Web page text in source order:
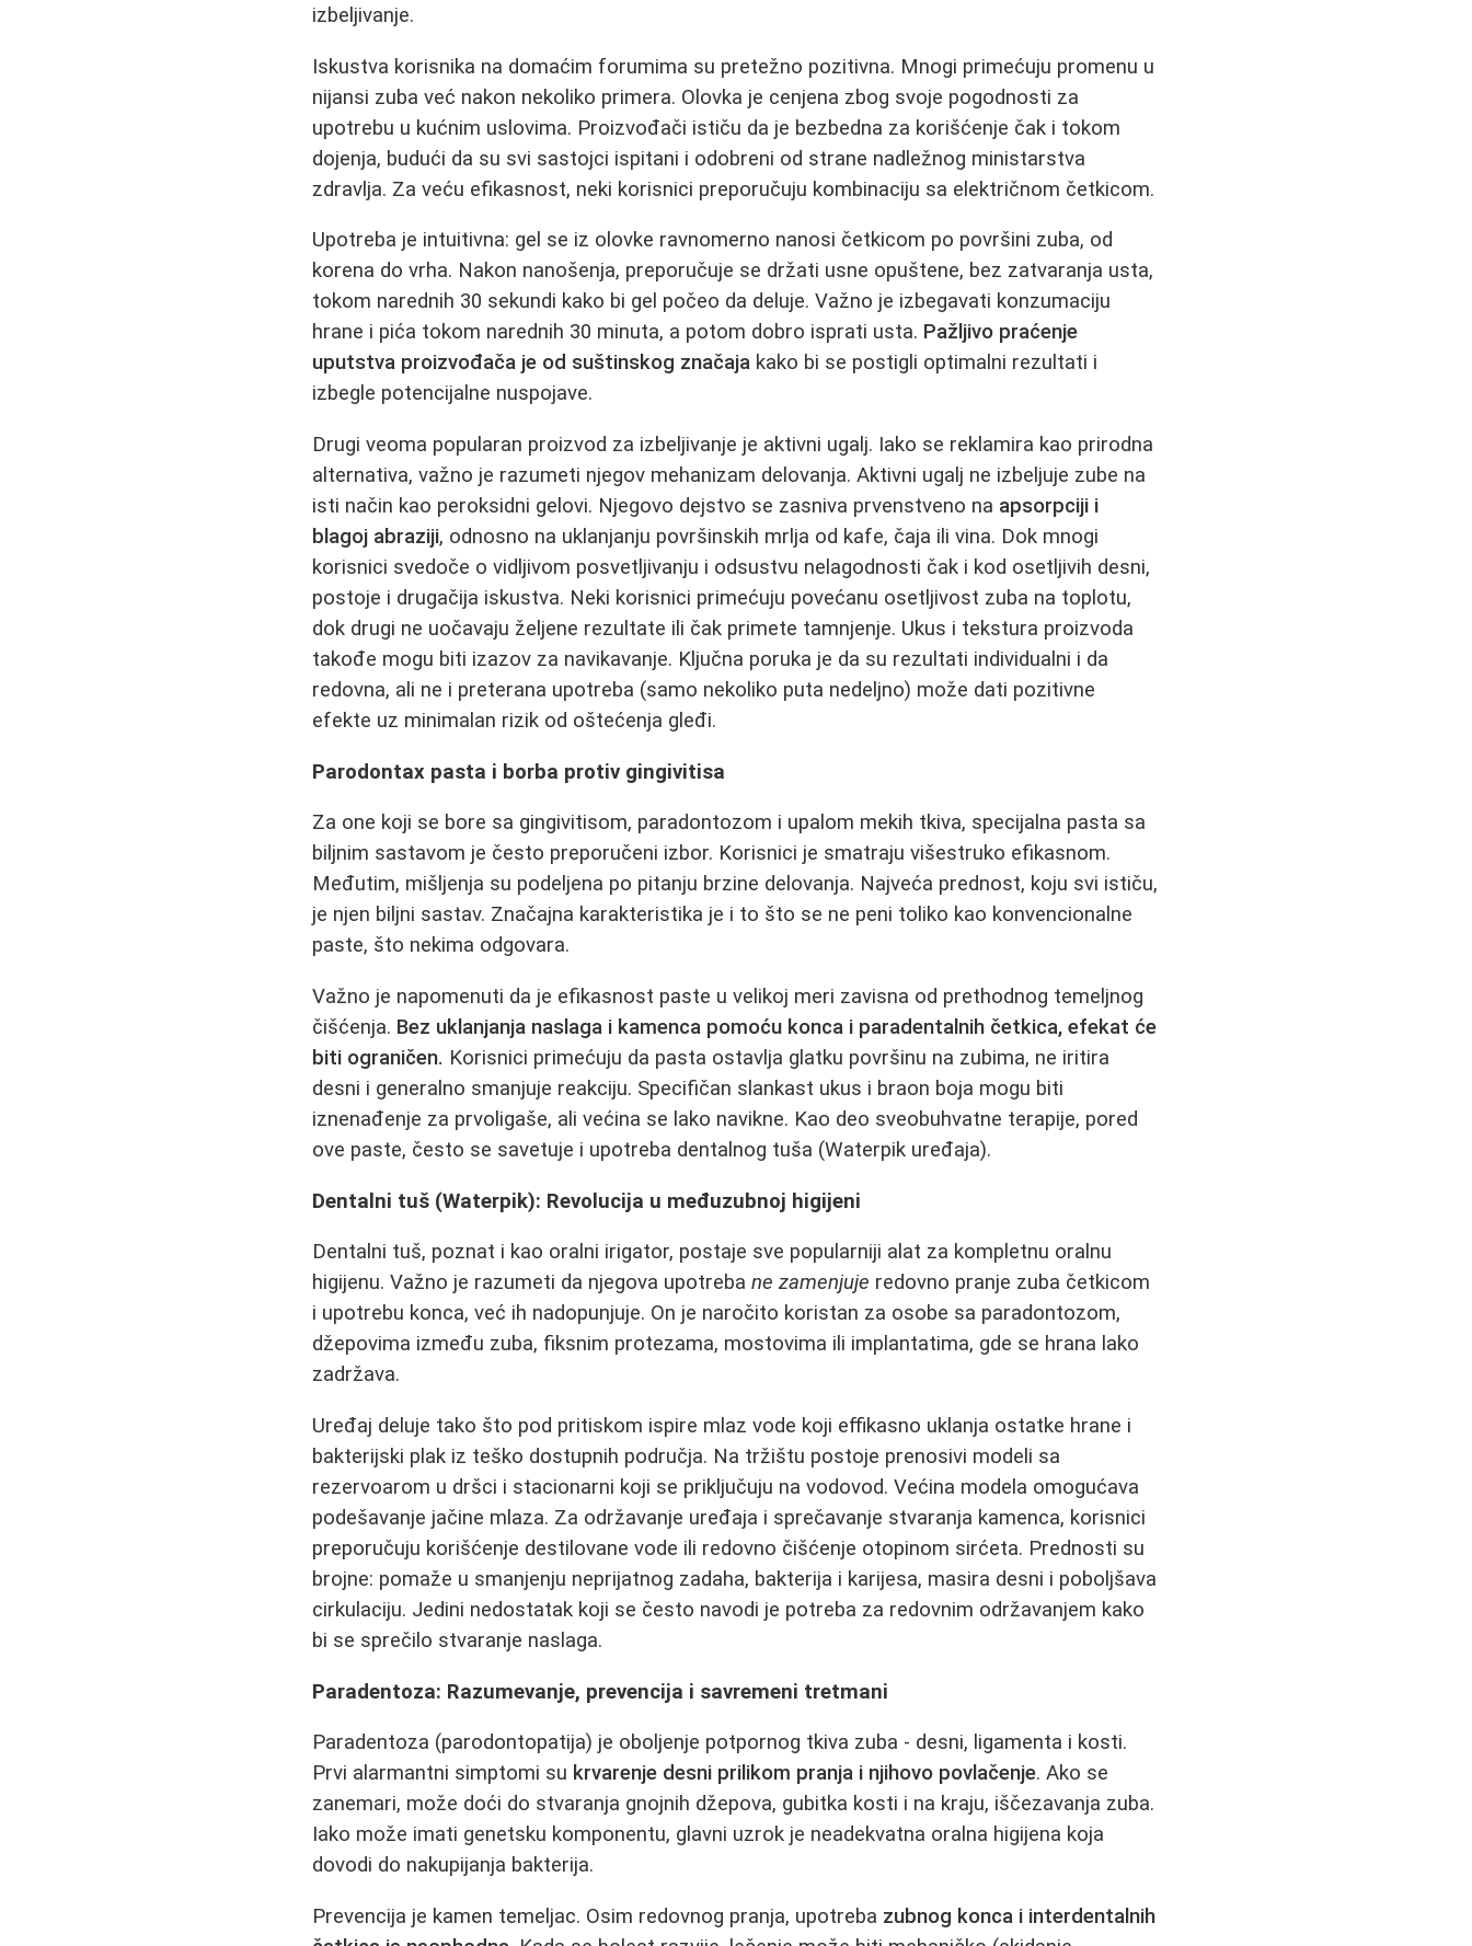
izbeljivanje.
Iskustva korisnika na domaćim forumima su pretežno pozitivna. Mnogi primećuju promenu u
nijansi zuba već nakon nekoliko primera. Olovka je cenjena zbog svoje pogodnosti za
upotrebu u kućnim uslovima. Proizvođači ističu da je bezbedna za korišćenje čak i tokom
dojenja, budući da su svi sastojci ispitani i odobreni od strane nadležnog ministarstva
zdravlja. Za veću efikasnost, neki korisnici preporučuju kombinaciju sa električnom četkicom.
Upotreba je intuitivna: gel se iz olovke ravnomerno nanosi četkicom po površini zuba, od
korena do vrha. Nakon nanošenja, preporučuje se držati usne opuštene, bez zatvaranja usta,
tokom narednih 30 sekundi kako bi gel počeo da deluje. Važno je izbegavati konzumaciju
hrane i pića tokom narednih 30 minuta, a potom dobro isprati usta. Pažljivo praćenje
uputstva proizvođača je od suštinskog značaja kako bi se postigli optimalni rezultati i
izbegle potencijalne nuspojave.
Drugi veoma popularan proizvod za izbeljivanje je aktivni ugalj. Iako se reklamira kao prirodna
alternativa, važno je razumeti njegov mehanizam delovanja. Aktivni ugalj ne izbeljuje zube na
isti način kao peroksidni gelovi. Njegovo dejstvo se zasniva prvenstveno na apsorpciji i
blagoj abraziji, odnosno na uklanjanju površinskih mrlja od kafe, čaja ili vina. Dok mnogi
korisnici svedoče o vidljivom posvetljivanju i odsustvu nelagodnosti čak i kod osetljivih desni,
postoje i drugačija iskustva. Neki korisnici primećuju povećanu osetljivost zuba na toplotu,
dok drugi ne uočavaju željene rezultate ili čak primete tamnjenje. Ukus i tekstura proizvoda
takođe mogu biti izazov za navikavanje. Ključna poruka je da su rezultati individualni i da
redovna, ali ne i preterana upotreba (samo nekoliko puta nedeljno) može dati pozitivne
efekte uz minimalan rizik od oštećenja gleđi.
Parodontax pasta i borba protiv gingivitisa
Za one koji se bore sa gingivitisom, paradontozom i upalom mekih tkiva, specijalna pasta sa
biljnim sastavom je često preporučeni izbor. Korisnici je smatraju višestruko efikasnom.
Međutim, mišljenja su podeljena po pitanju brzine delovanja. Najveća prednost, koju svi ističu,
je njen biljni sastav. Značajna karakteristika je i to što se ne peni toliko kao konvencionalne
paste, što nekima odgovara.
Važno je napomenuti da je efikasnost paste u velikoj meri zavisna od prethodnog temeljnog
čišćenja. Bez uklanjanja naslaga i kamenca pomoću konca i paradentalnih četkica, efekat će
biti ograničen. Korisnici primećuju da pasta ostavlja glatku površinu na zubima, ne iritira
desni i generalno smanjuje reakciju. Specifičan slankast ukus i braon boja mogu biti
iznenađenje za prvoligaše, ali većina se lako navikne. Kao deo sveobuhvatne terapije, pored
ove paste, često se savetuje i upotreba dentalnog tuša (Waterpik uređaja).
Dentalni tuš (Waterpik): Revolucija u međuzubnoj higijeni
Dentalni tuš, poznat i kao oralni irigator, postaje sve popularniji alat za kompletnu oralnu
higijenu. Važno je razumeti da njegova upotrebane zamenjuje redovno pranje zuba četkicom
i upotrebu konca, već ih nadopunjuje. On je naročito koristan za osobe sa paradontozom,
džepovima između zuba, fiksnim protezama, mostovima ili implantatima, gde se hrana lako
zadržava.
Uređaj deluje tako što pod pritiskom ispire mlaz vode koji effikasno uklanja ostatke hrane i
bakterijski plak iz teško dostupnih područja. Na tržištu postoje prenosivi modeli sa
rezervoarom u dršci i stacionarni koji se priključuju na vodovod. Većina modela omogućava
podešavanje jačine mlaza. Za održavanje uređaja i sprečavanje stvaranja kamenca, korisnici
preporučuju korišćenje destilovane vode ili redovno čišćenje otopinom sirćeta. Prednosti su
brojne: pomaže u smanjenju neprijatnog zadaha, bakterija i karijesa, masira desni i poboljšava
cirkulaciju. Jedini nedostatak koji se često navodi je potreba za redovnim održavanjem kako
bi se sprečilo stvaranje naslaga.
Paradentoza: Razumevanje, prevencija i savremeni tretmani
Paradentoza (parodontopatija) je oboljenje potpornog tkiva zuba - desni, ligamenta i kosti.
Prvi alarmantni simptomi su krvarenje desni prilikom pranja i njihovo povlačenje. Ako se
zanemari, može doći do stvaranja gnojnih džepova, gubitka kosti i na kraju, iščezavanja zuba.
Iako može imati genetsku komponentu, glavni uzrok je neadekvatna oralna higijena koja
dovodi do nakupijanja bakterija.
Prevencija je kamen temeljac. Osim redovnog pranja, upotreba zubnog konca i interdentalnih